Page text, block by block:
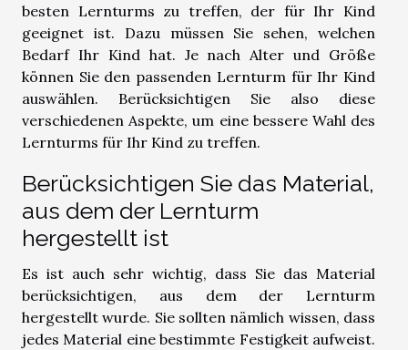
besten Lernturms zu treffen, der für Ihr Kind
geeignet ist. Dazu müssen Sie sehen, welchen
Bedarf Ihr Kind hat. Je nach Alter und Größe
können Sie den passenden Lernturm für Ihr Kind
auswählen. Berücksichtigen Sie also diese
verschiedenen Aspekte, um eine bessere Wahl des
Lernturms für Ihr Kind zu treffen.
Berücksichtigen Sie das Material,
aus dem der Lernturm
hergestellt ist
Es ist auch sehr wichtig, dass Sie das Material
berücksichtigen, aus dem der Lernturm
hergestellt wurde. Sie sollten nämlich wissen, dass
jedes Material eine bestimmte Festigkeit aufweist.